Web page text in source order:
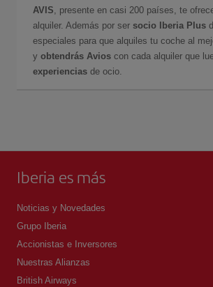
AVIS , presente en casi 200 países, te
alquiler. Además por ser socio Iberia Plus
especiales para que alquiles tu coche al
y obtendrás Avios con cada alquiler que
experiencias de ocio.
Iberia es más
Noticias y Novedades
Grupo Iberia
Accionistas e Inversores
Nuestras Alianzas
British Airways